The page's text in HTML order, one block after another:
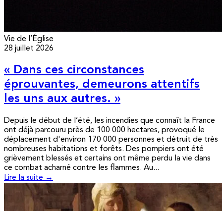
Vie de l’Église
28 juillet 2026
« Dans ces circonstances
éprouvantes, demeurons attentifs
les uns aux autres. »
Depuis le début de l’été, les incendies que connaît la France
ont déjà parcouru près de 100 000 hectares, provoqué le
déplacement d'environ 170 000 personnes et détruit de très
nombreuses habitations et forêts. Des pompiers ont été
grièvement blessés et certains ont même perdu la vie dans
ce combat acharné contre les flammes. Au...
Lire la suite →